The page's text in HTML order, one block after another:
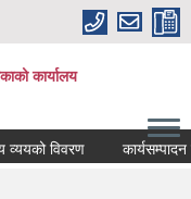
कार्यालय
विवरण